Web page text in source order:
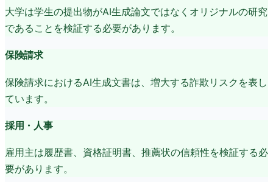
大学は学生の提出物がAI生成論文ではなくオリジナルの研究
であることを検証する必要があります。
保険請求
保険請求におけるAI生成文書は、増大する詐欺リスクを表し
ています。
採用・人事
雇用主は履歴書、資格証明書、推薦状の信頼性を検証する必
要があります。